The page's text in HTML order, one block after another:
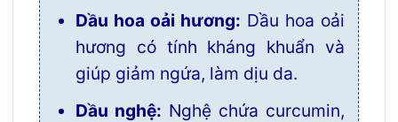
Dầu hoa oải hương: Dầu hoa oải
hương có tính kháng khuẩn và
giúp giảm ngứa, làm dịu da.
Dầu nghệ: Nghệ chứa curcumin,